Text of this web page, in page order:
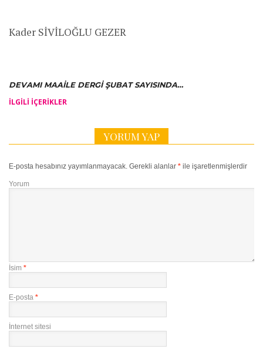
Kader SİVİLOĞLU GEZER
DEVAMI MAAILE DERGI ŞUBAT SAYISINDA…
İLGILI IÇERIKLER
YORUM YAP
E-posta hesabınız yayımlanmayacak. Gerekli alanlar * ile işaretlenmişlerdir
Yorum
İsim *
E-posta *
İnternet sitesi